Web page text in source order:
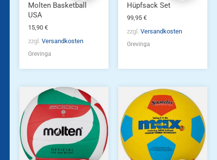
Molten Basketball
USA
15,90 €
zzgl. Versandkosten
Grevinga
Hüpfsack Set
99,95 €
zzgl. Versandkosten
Grevinga